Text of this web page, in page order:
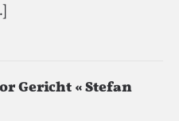
Gericht « Stefan